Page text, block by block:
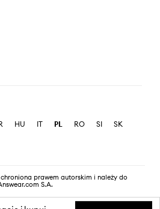
HU IT PL RO SI
SK
prawem autorskim i należy do
S.A.